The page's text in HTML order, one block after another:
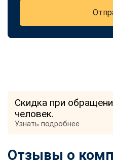
Скидка при
человек.
Узнать подробнее
Отзывы о